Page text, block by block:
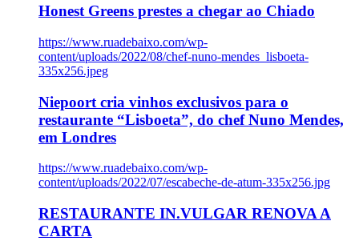
Honest Greens prestes a chegar ao Chiado
https://www.ruadebaixo.com/wp-
content/uploads/2022/08/chef-nuno-mendes_lisboeta-
335x256.jpeg
Niepoort cria vinhos exclusivos para o
restaurante “Lisboeta”, do chef Nuno Mendes,
em Londres
https://www.ruadebaixo.com/wp-
content/uploads/2022/07/escabeche-de-atum-335x256.jpg
RESTAURANTE IN.VULGAR RENOVA A
CARTA